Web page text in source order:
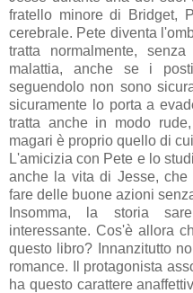
fratello minore di Bridget,
cerebrale. Pete diventa
tratta normalmente,
malattia, anche se i
seguendolo non sono
sicuramente lo porta a
tratta anche in modo
magari è proprio quello di
L'amicizia con Pete e lo
anche la vita di Jesse, che
fare delle buone azioni
Insomma, la storia
interessante. Cos'è allora
questo libro? Innanzitutto
romance. Il protagonista
ha questo carattere